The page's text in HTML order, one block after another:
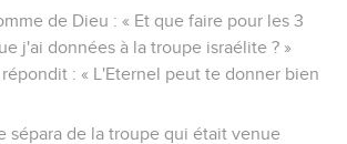
de Dieu : « Et que faire pour les 3
j'ai données à la troupe israélite ? »
: « L'Eternel peut te donner bien
sépara de la troupe qui était venue